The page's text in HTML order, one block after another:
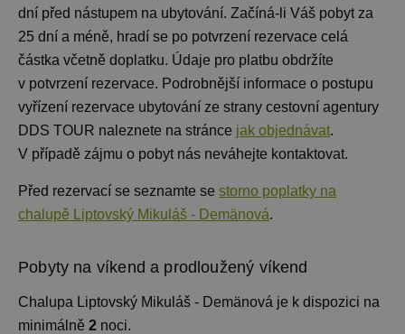
dní před nástupem na ubytování. Začíná-li Váš pobyt za
25 dní a méně, hradí se po potvrzení rezervace celá
částka včetně doplatku. Údaje pro platbu obdržíte
v potvrzení rezervace. Podrobnější informace o postupu
vyřízení rezervace ubytování ze strany cestovní agentury
DDS TOUR naleznete na stránce jak objednávat.
V případě zájmu o pobyt nás neváhejte kontaktovat.
Před rezervací se seznamte se storno poplatky na
chalupě Liptovský Mikuláš - Demänová.
Pobyty na víkend a prodloužený víkend
Chalupa Liptovský Mikuláš - Demänová je k dispozici na
minimálně 2 noci.